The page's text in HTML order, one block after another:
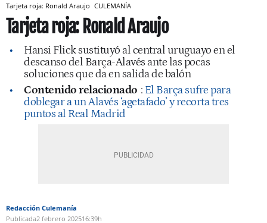
Tarjeta roja: Ronald Araujo CULEMANÍA
Tarjeta roja: Ronald Araujo
Hansi Flick sustituyó al central uruguayo en el
descanso del Barça-Alavés ante las pocas
soluciones que da en salida de balón
Contenido relacionado : El Barça sufre para
doblegar a un Alavés ‘agetafado’ y recorta tres
puntos al Real Madrid
Redacción Culemanía
Publicada2 febrero 202516:39h